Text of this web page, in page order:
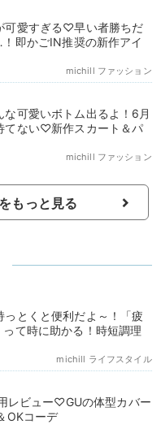
可愛すぎる♡早い者勝ちだ
即かごIN推奨の新作アイ
michill ファッション
な可愛いボトム出るよ！6月
てない♡新作スカート＆パ
michill ファッション
もっと見る
っとくと便利だよ～！「疲
て時に助かる！時短調理
michill ライフスタイル
レビュー♡GUの体型カバー
OKコーデ